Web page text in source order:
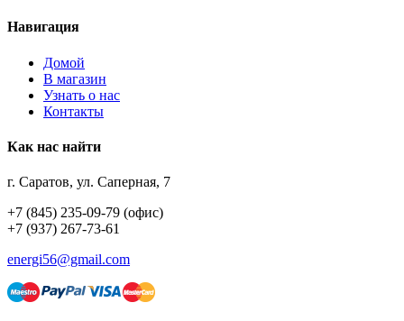
Навигация
Домой
В магазин
Узнать о нас
Контакты
Как нас найти
г. Саратов, ул. Саперная, 7
+7 (845) 235-09-79 (офис)
+7 (937) 267-73-61
energi56@gmail.com